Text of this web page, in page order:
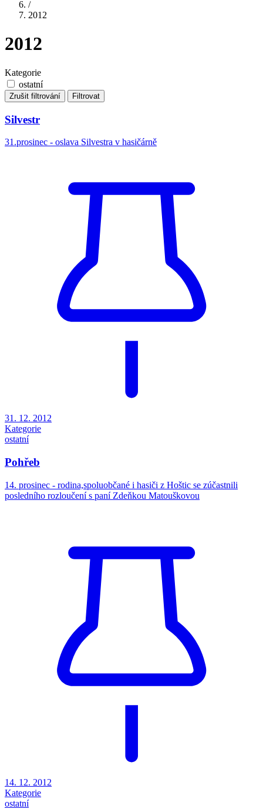
/
2012
2012
Kategorie
ostatní
Zrušit filtrování Filtrovat
Silvestr
31.prosinec - oslava Silvestra v hasičárně
31. 12. 2012
Kategorie
ostatní
Pohřeb
14. prosinec - rodina,spoluobčané i hasiči z Hoštic se zúčastnili
posledního rozloučení s paní Zdeňkou Matouškovou
14. 12. 2012
Kategorie
ostatní